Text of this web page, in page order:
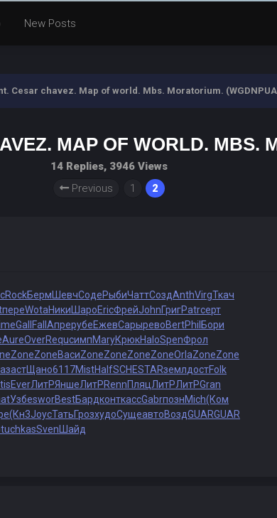
New Posts
Cesar chavez. Map of world. Mbs. Moratorium.
MAP OF WORLD. MBS.
14 Replies, 3946 Views
Previous
1 2
RockБерм ШевчСодеРыбиЧаттСоздAnthVirgТкач
переWotaНики ШароEricФрейJohnГригPatrсерт
Gall Fall АпрерубеЕжевСарыревоBertPhil Бори
AureOverRequсимпMaryКрюкHaloSpenФрол
ZoneZoneВасиZoneZoneZoneZoneOrlaZoneZone
заст Щано6117MistHalfSCHESTARземлдостFolk
ItisEverЛитРЯншеЛитРRennПляцЛитРЛитРGran
УзбеsworBestБардконткассGabrпознMich(Ком
(Кн3JoycТатьГрозхудоСущеавтоВоздGUARGUAR
tuchkasSven Шайд